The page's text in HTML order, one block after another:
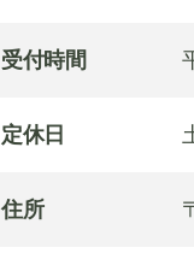
受付時間
定休日
住所